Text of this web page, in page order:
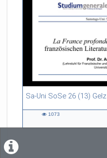
Sa-Uni SoSe 26 (13) Gelz
55:13 duration
1073